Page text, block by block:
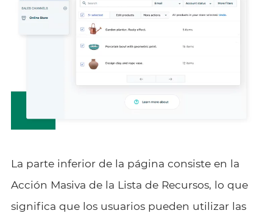
La parte inferior de la página consiste en la
Acción Masiva de la Lista de Recursos, lo que
significa que los usuarios pueden utilizar las